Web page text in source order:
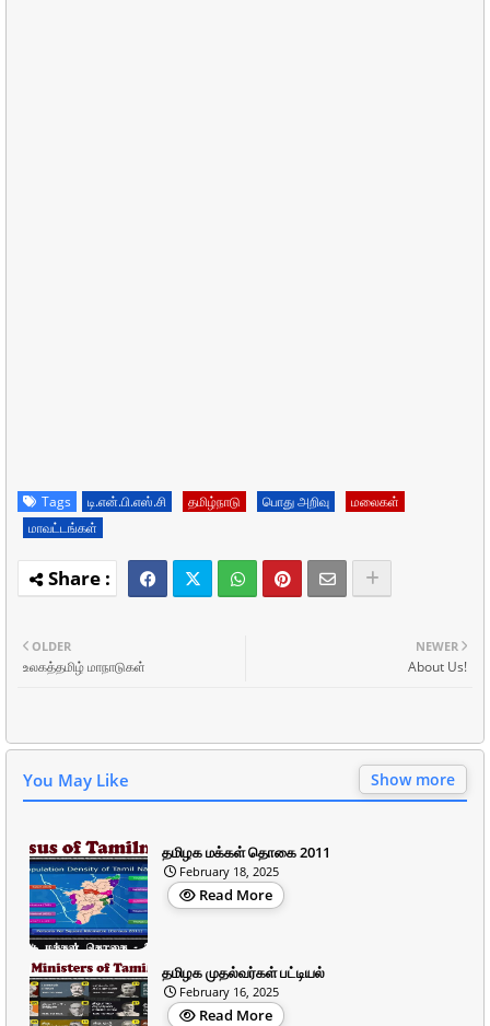
Tags டி.என்.பி.எஸ்.சி தமிழ்நாடு பொது அறிவு
மலைகள்
மாவட்டங்கள்
NEWER
About Us!
OLDER
உலகத்தமிழ் மாநாடுகள்
You May Like Show more
தமிழக மக்கள் தொகை 2011
February 18, 2025
Read More
தமிழக முதல்வர்கள் பட்டியல்
February 16, 2025
Read More